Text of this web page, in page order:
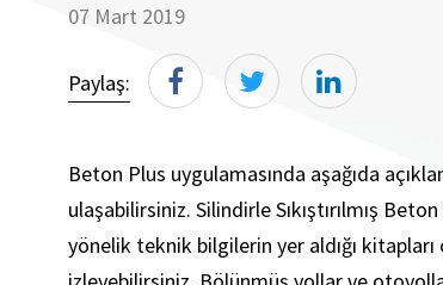
07 Mart 2019
Paylaş:
Beton Plus uygulamasında aşağıda
ulaşabilirsiniz. Silindirle Sıkıştırılmış
yönelik teknik bilgilerin yer aldığı